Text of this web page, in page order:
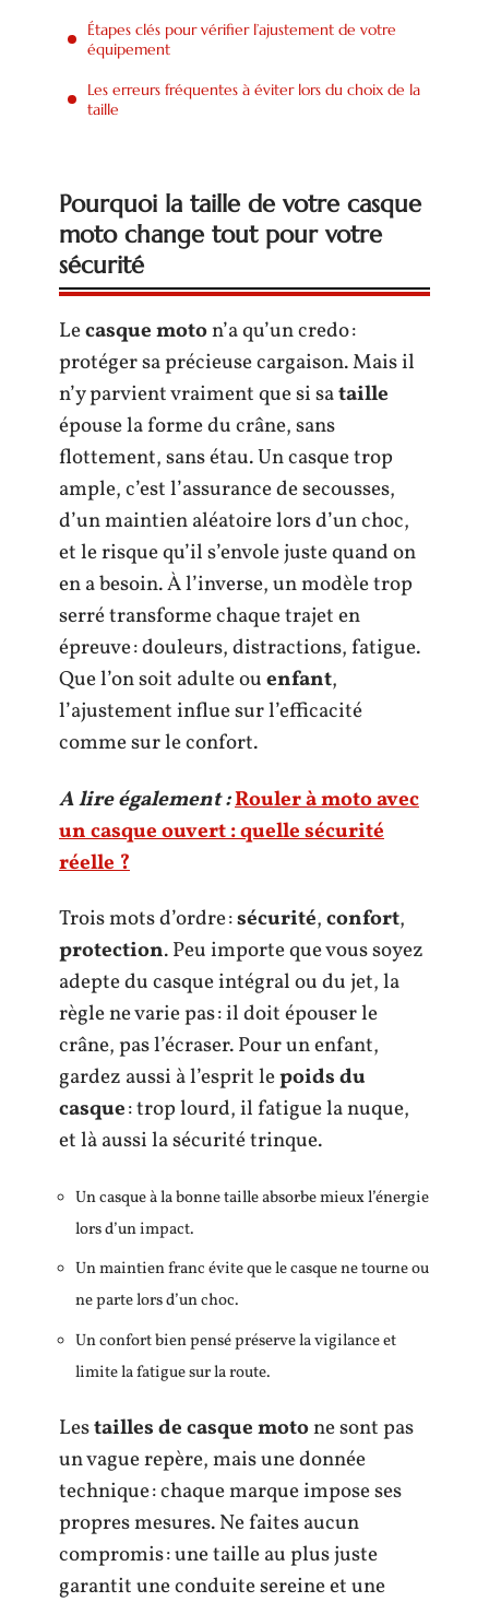
Étapes clés pour vérifier l’ajustement de votre
équipement
Les erreurs fréquentes à éviter lors du choix de la
taille
Pourquoi la taille de votre casque
moto change tout pour votre
sécurité
Lecasque moton’a qu’un credo :
protéger sa précieuse cargaison. Mais il
n’y parvient vraiment que si sataille
épouse la forme du crâne, sans
flottement, sans étau. Un casque trop
ample, c’est l’assurance de secousses,
d’un maintien aléatoire lors d’un choc,
et le risque qu’il s’envole juste quand on
en a besoin. À l’inverse, un modèle trop
serré transforme chaque trajet en
épreuve : douleurs, distractions, fatigue.
Que l’on soit adulte ouenfant,
l’ajustement influe sur l’efficacité
comme sur le confort.
A lire également :Rouler à moto avec
un casque ouvert : quelle sécurité
réelle ?
Trois mots d’ordre :sécurité,confort,
protection. Peu importe que vous soyez
adepte du casque intégral ou du jet, la
règle ne varie pas : il doit épouser le
crâne, pas l’écraser. Pour un enfant,
gardez aussi à l’esprit lepoids du
casque: trop lourd, il fatigue la nuque,
et là aussi la sécurité trinque.
Un casque à la bonne taille absorbe mieux l’énergie
lors d’un impact.
Un maintien franc évite que le casque ne tourne ou
ne parte lors d’un choc.
Un confort bien pensé préserve la vigilance et
limite la fatigue sur la route.
Lestailles de casque motone sont pas
un vague repère, mais une donnée
technique : chaque marque impose ses
propres mesures. Ne faites aucun
compromis : une taille au plus juste
garantit une conduite sereine et une